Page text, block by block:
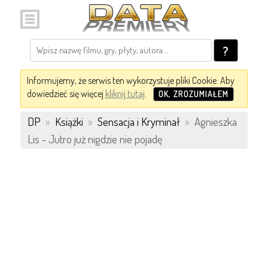
?
Informujemy, że serwis ten wykorzystuje pliki Cookie. Aby
dowiedzieć się więcej kliknij tutaj. OK, ZROZUMIAŁEM
DP » Książki » Sensacja i Kryminał » Agnieszka
Lis - Jutro już nigdzie nie pojadę